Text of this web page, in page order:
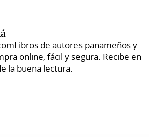
Libros de autores panameños y
online, fácil y segura. Recibe en
la buena lectura.